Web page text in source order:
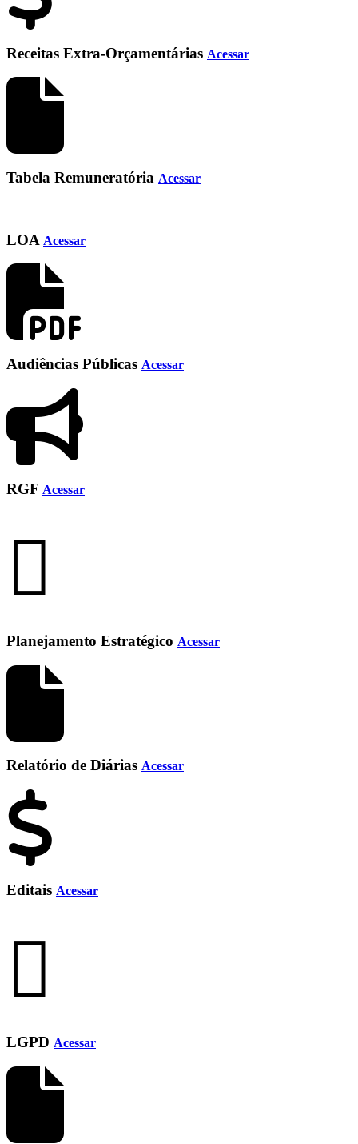
Receitas Extra-Orçamentárias Acessar
Tabela Remuneratória Acessar
LOA Acessar
Audiências Públicas Acessar
RGF Acessar
Planejamento Estratégico Acessar
Relatório de Diárias Acessar
Editais Acessar
LGPD Acessar